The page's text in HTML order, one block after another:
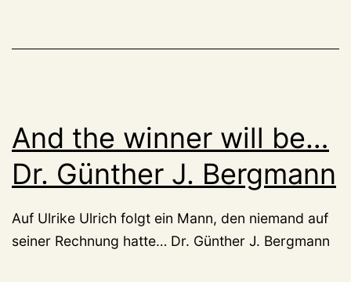
And the winner will be…
Dr. Günther J. Bergmann
Auf Ulrike Ulrich folgt ein Mann, den niemand auf
seiner Rechnung hatte… Dr. Günther J. Bergmann